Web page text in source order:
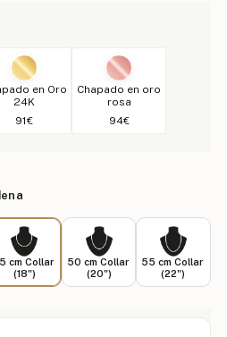
en Oro
24K
91€
Chapado en oro
rosa
94€
cm Collar
(18")
50 cm Collar
(20")
55 cm Collar
(22")